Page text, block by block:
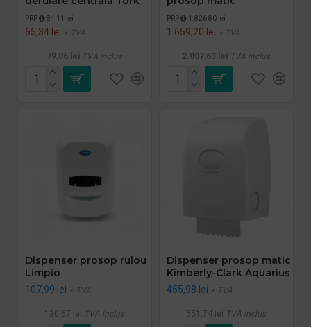
PRP 84,11 lei
65,34 lei + TVA
79,06 lei TVA inclus
PRP 1.826,80 lei
1.659,20 lei + TVA
2.007,63 lei TVA inclus
Dispenser prosop rulou
Limpio
107,99 lei + TVA
130,67 lei TVA inclus
Dispenser prosop matic
Kimberly-Clark Aquarius
455,98 lei + TVA
551,74 lei TVA inclus